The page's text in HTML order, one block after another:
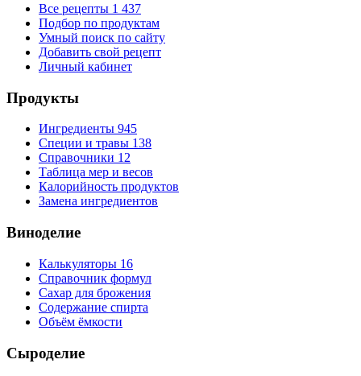
Все рецепты 1 437
Подбор по продуктам
Умный поиск по сайту
Добавить свой рецепт
Личный кабинет
Продукты
Ингредиенты 945
Специи и травы 138
Справочники 12
Таблица мер и весов
Калорийность продуктов
Замена ингредиентов
Виноделие
Калькуляторы 16
Справочник формул
Сахар для брожения
Содержание спирта
Объём ёмкости
Сыроделие